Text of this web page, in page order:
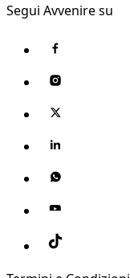
Segui Avvenire su